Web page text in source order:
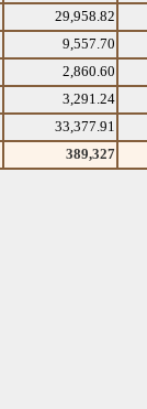
29,958.82
9,557.70
2,860.60
3,291.24
33,377.91
389,327